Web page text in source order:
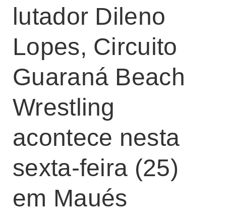
lutador Dileno
Lopes, Circuito
Guaraná Beach
Wrestling
acontece nesta
sexta-feira (25)
em Maués